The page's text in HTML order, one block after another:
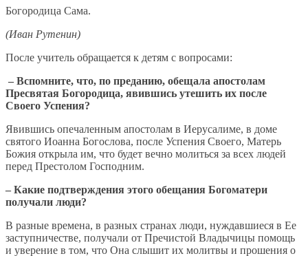
Богородица Сама.
(Иван Рутенин)
После учитель обращается к детям с вопросами:
– Вспомните, что, по преданию, обещала апостолам
Пресвятая Богородица, явившись утешить их после
Своего Успения?
Явившись опечаленным апостолам в Иерусалиме, в доме
святого Иоанна Богослова, после Успения Своего, Матерь
Божия открыла им, что будет вечно молиться за всех людей
перед Престолом Господним.
– Какие подтверждения этого обещания Богоматери
получали люди?
В разные времена, в разных странах люди, нуждавшиеся в Ее
заступничестве, получали от Пречистой Владычицы помощь
и уверение в том, что Она слышит их молитвы и прошения о